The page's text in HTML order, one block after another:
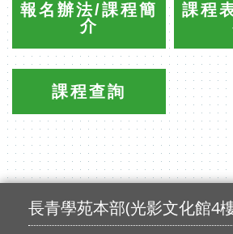
報名辦法/課程簡
介
課程
課程查詢
長青學苑本部(光影文化館4